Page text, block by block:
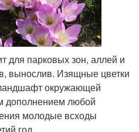
для парковых зон, аллей и
вынослив. Изящные цветки
окружающей
дополнением любой
молодые всходы